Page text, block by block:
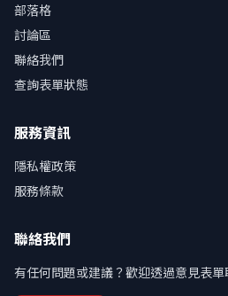
部落格
討論區
聯絡我們
查詢表單狀態
服務資訊
隱私權政策
服務條款
聯絡我們
有任何問題或建議？歡迎透過意見表單